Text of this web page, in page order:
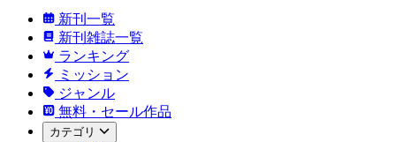
新刊一覧
新刊雑誌一覧
ランキング
ミッション
ジャンル
無料・セール作品
カテゴリ